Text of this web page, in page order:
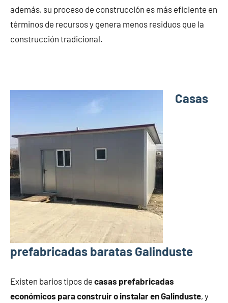
además, su proceso de construcción es más eficiente en
términos de recursos y genera menos residuos que la
construcción tradicional.
Casas
prefabricadas baratas Galinduste
Existen barios tipos de casas prefabricadas
económicos para construir o instalar en Galinduste, y